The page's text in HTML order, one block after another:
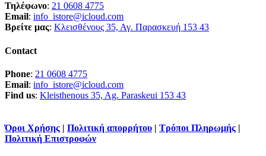
Τηλέφωνο: 21 0608 4775
Email: info_istore@icloud.com
Βρείτε μας: Κλεισθένους 35, Αγ. Παρασκευή 153 43
Contact
Phone: 21 0608 4775
Email: info_istore@icloud.com
Find us: Kleisthenous 35, Ag. Paraskeui 153 43
Όροι Χρήσης | Πολιτική απορρήτου | Τρόποι Πληρωμής |
Πολιτική Επιστροφών